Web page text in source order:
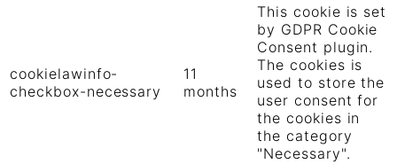
cookielawinfo-
checkbox-necessary
11
months
This cookie is set
by GDPR Cookie
Consent plugin.
The cookies is
used to store the
user consent for
the cookies in
the category
"Necessary".